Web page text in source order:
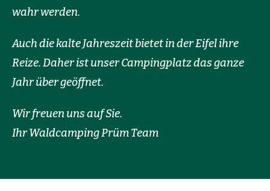
wahr werden.
Auch die kalte Jahreszeit bietet in der Eifel ihre
Reize. Daher ist unser Campingplatz das ganze
Jahr über geöffnet.
Wir freuen uns auf Sie.
Ihr Waldcamping Prüm Team